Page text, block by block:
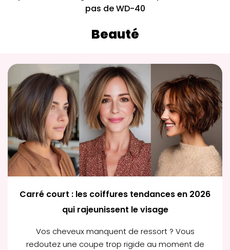
pas de WD-40
Beauté
Carré court : les coiffures tendances en 2026
qui rajeunissent le visage
Vos cheveux manquent de ressort ? Vous
redoutez une coupe trop rigide au moment de